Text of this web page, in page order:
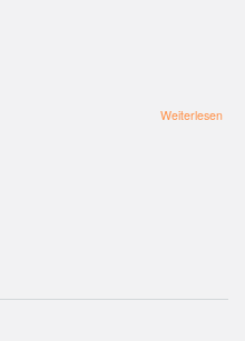
Weiterlesen